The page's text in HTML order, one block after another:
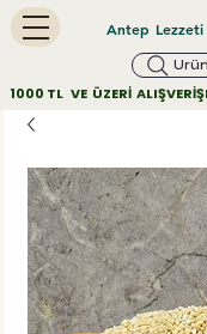
Antep Lezzeti
1000 TL   VE  ÜZERİ